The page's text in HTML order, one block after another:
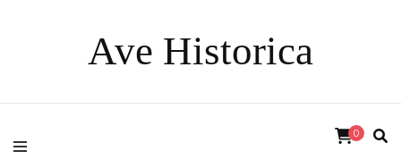
Ave Historica
0